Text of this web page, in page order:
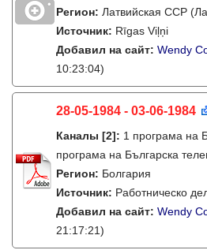
Регион: Латвийская ССР
Источник: Rīgas Viļņi
Добавил на сайт: Wendy
10:23:04)
28-05-1984 - 03-06-1984
Каналы [2]: 1 програма на
програма на Българска
Регион: Болгария
Источник: Работническо
Добавил на сайт: Wendy
21:17:21)